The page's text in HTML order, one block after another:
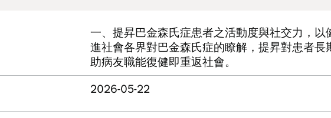
一、提昇巴金森氏症患者之活動度與社交力，以
進社會各界對巴金森氏症的瞭解，提昇對患者長
助病友職能復健即重返社會。
2026-05-22